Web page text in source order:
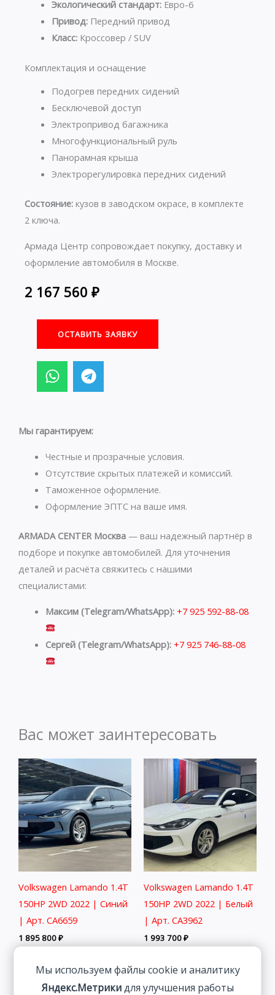
Экологический стандарт:Евро-6
Привод:Передний привод
Класс:Кроссовер / SUV
Комплектация и оснащение
Подогрев передних сидений
Бесключевой доступ
Электропривод багажника
Многофункциональный руль
Панорамная крыша
Электрорегулировка передних сидений
Состояние: кузов в заводском окрасе, в комплекте
2 ключа.
Армада Центр сопровождает покупку, доставку и
оформление автомобиля в Москве.
2 167 560 ₽
ОСТАВИТЬ ЗАЯВКУ
W
h
a
s
p
p
T
e
l
g
a
m
Мы гарантируем:
Честные и прозрачные условия.
Отсутствие скрытых платежей и комиссий.
Таможенное оформление.
Оформление ЭПТС на ваше имя.
ARMADA CENTER Москва — ваш надежный партнёр в
подборе и покупке автомобилей. Для уточнения
деталей и расчёта свяжитесь с нашими
специалистами:
Максим (Telegram/WhatsApp): +7 925 592-88-08
Сергей (Telegram/WhatsApp): +7 925 746-88-08
Вас может заинтересовать
Volkswagen Lamando 1.4T
150HP 2WD 2022 | Синий
| Арт. CA6659
1 895 800₽
Volkswagen Lamando 1.4T
150HP 2WD 2022 | Белый
| Арт. CA3962
1 993 700₽
Мы используем файлы cookie и аналитику
Яндекс.Метрикидля улучшения работы